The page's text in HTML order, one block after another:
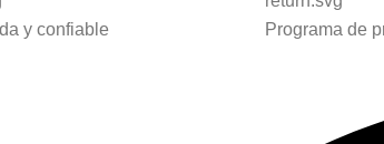
y confiable Programa de